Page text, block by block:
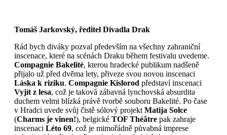
Tomáš Jarkovský, ředitel Divadla Drak
Rád bych diváky pozval především na všechny zahraniční
inscenace, které na scénách Draku během festivalu uvedeme.
Compagnie Bakelité, kterou hradecké publikum nadšeně
přijalo už před dvěma lety, přiveze svou novou inscenaci
Láska k riziku. Compagnie Kislorod představí inscenaci
Vyjít z lesa, což je taková zábavná lynchovská absurdita
duchem velmi blízká právě tvorbě souboru Bakelité. Po čase
v Hradci uvede svůj čistě sólový projekt Matija Solce
(Charms je vinen!), belgické TOF Théâtrepak zahraje
inscenaci Léto 69, což je mimořádně půvabná imprese